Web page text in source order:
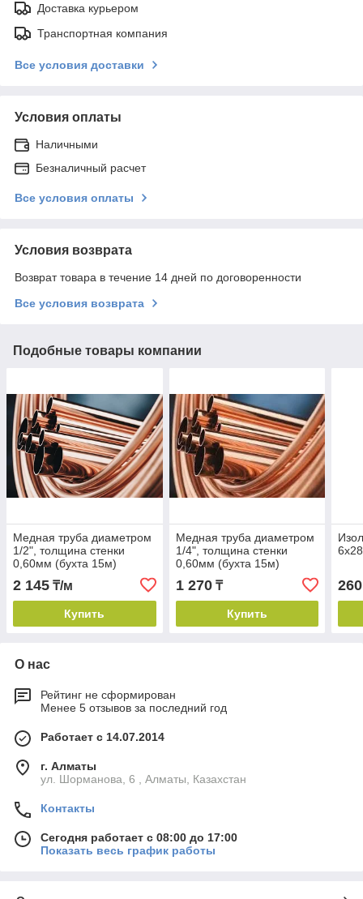
Доставка курьером
Транспортная компания
Все условия доставки
Условия оплаты
Наличными
Безналичный расчет
Все условия оплаты
Условия возврата
Возврат товара в течение 14 дней по договоренности
Все условия возврата
Подобные товары компании
Медная труба диаметром
1/2", толщина стенки
0,60мм (бухта 15м)
2 145 ₸/м
Купить
Медная труба диаметром
1/4", толщина стенки
0,60мм (бухта 15м)
1 270₸
Купить
260
О нас
Рейтинг не сформирован
Менее 5 отзывов за последний год
Работает с 14.07.2014
г. Алматы
ул. Шорманова, 6 , Алматы, Казахстан
Контакты
Сегодня работает с 08:00 до 17:00
Показать весь график работы